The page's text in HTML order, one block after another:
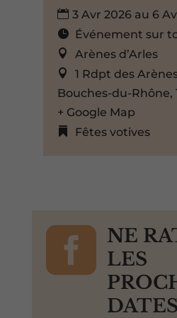
3 Avr 2026 au 6
Événement sur
Arènes d’Arles
1 Rdpt des
Bouches-du-Rhône,
+ Google Map
Fêtes votives

NE
LES
DATES